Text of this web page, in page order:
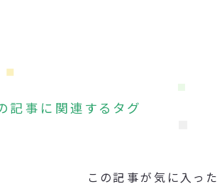
記事に関連するタグ
この記事が気に入った